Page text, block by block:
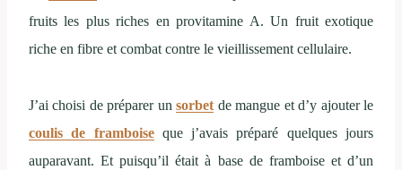
fruits les plus riches en provitamine A. Un fruit exotique
riche en fibre et combat contre le vieillissement cellulaire.
J’ai choisi de préparer unsorbet de mangue et d’y ajouter le
coulis de framboiseque j’avais préparé quelques jours
auparavant. Et puisqu’il était à base de framboise et d’un